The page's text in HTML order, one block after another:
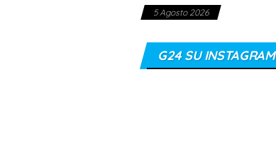
5 Agosto 2026
G24 SU INSTAGRAM